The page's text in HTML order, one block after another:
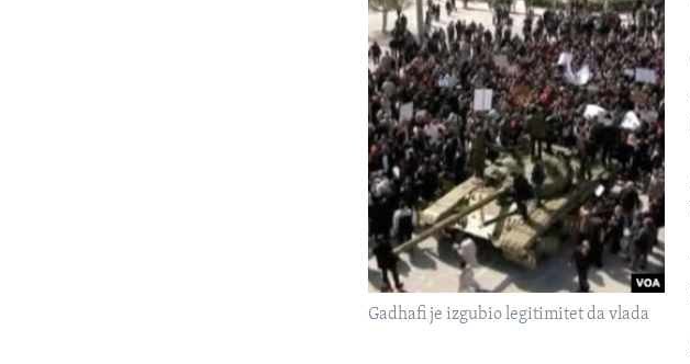
Gadhafi je izgubio legitimitet da vlada